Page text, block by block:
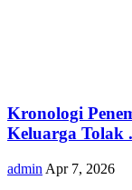
Kronologi
Keluarga Tolak
admin Apr 7, 2026